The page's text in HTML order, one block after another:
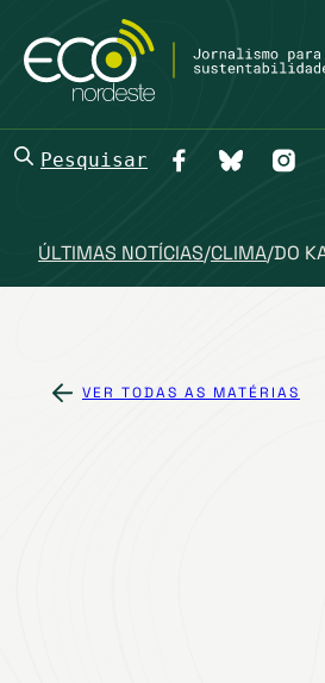
Pesquisar
ÚLTIMAS NOTÍCIAS/CLIMA/DO
VER TODAS AS MATÉRIAS